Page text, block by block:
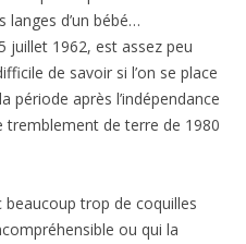
langes d’un bébé…
juillet 1962, est assez peu
de savoir si l’on se place
période après l’indépendance
tremblement de terre de 1980
beaucoup trop de coquilles
ou qui la